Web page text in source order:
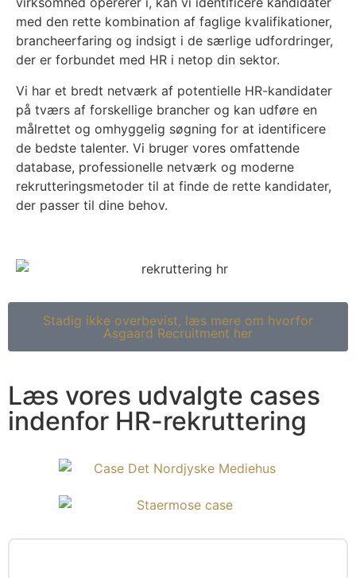
med den rette kombination af faglige kvalifikationer,
brancheerfaring og indsigt i de særlige udfordringer,
der er forbundet med HR i netop din sektor.
Vi har et bredt netværk af potentielle HR-kandidater
på tværs af forskellige brancher og kan udføre en
målrettet og omhyggelig søgning for at identificere
de bedste talenter. Vi bruger vores omfattende
database, professionelle netværk og moderne
rekrutteringsmetoder til at finde de rette kandidater,
der passer til dine behov.
Stadig ikke overbevist, læs mere om hvorfor
Asgaard Recruitment her
Læs vores udvalgte cases
indenfor HR-rekruttering